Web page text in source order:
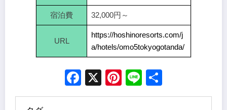
宿泊費 32,000円～
URL
https://hoshinoresorts.com/j
a/hotels/omo5tokyogotanda/
Facebook
X Pinterest
Line